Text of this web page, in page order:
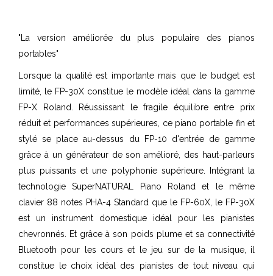
"La version améliorée du plus populaire des pianos
portables"
Lorsque la qualité est importante mais que le budget est
limité, le FP-30X constitue le modèle idéal dans la gamme
FP-X Roland. Réussissant le fragile équilibre entre prix
réduit et performances supérieures, ce piano portable fin et
stylé se place au-dessus du FP-10 d'entrée de gamme
grâce à un générateur de son amélioré, des haut-parleurs
plus puissants et une polyphonie supérieure. Intégrant la
technologie SuperNATURAL Piano Roland et le même
clavier 88 notes PHA-4 Standard que le FP-60X, le FP-30X
est un instrument domestique idéal pour les pianistes
chevronnés. Et grâce à son poids plume et sa connectivité
Bluetooth pour les cours et le jeu sur de la musique, il
constitue le choix idéal des pianistes de tout niveau qui